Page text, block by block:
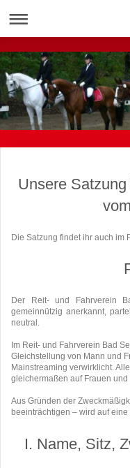
Unsere
Die Satzung findet ihr auch im
Der Reit- und Fahrverein
gemeinnützig anerkannt,
neutral.
Im Reit- und Fahrverein Bad
Gleichstellung von Mann und
Mainstreaming verwirklicht.
gleichermaßen auf Frauen und
Aus Gründen der
beeinträchtigen – wird auf
I. Name, Sitz,